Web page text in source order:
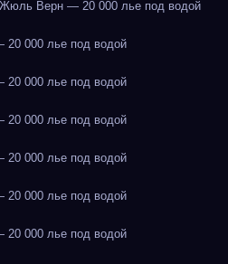
Жюль Верн — 20 000 лье под водой
000 лье под водой
000 лье под водой
000 лье под водой
000 лье под водой
000 лье под водой
000 лье под водой